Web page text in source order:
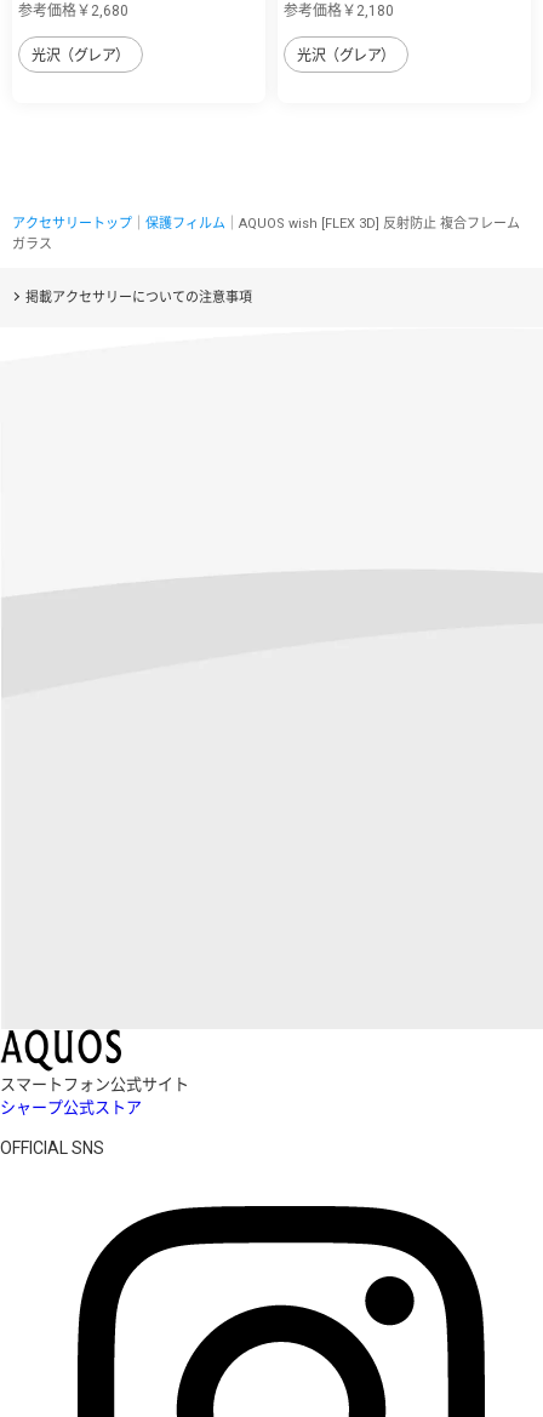
参考価格￥2,680
光沢（グレア）
参考価格￥2,180
光沢（グレア）
アクセサリートップ 保護フィルム ｜AQUOS wish [FLEX 3D] 反射防止 複合フレーム
ガラス
掲載アクセサリーについての注意事項
スマートフォン公式サイト
シャープ公式ストア
OFFICIAL SNS